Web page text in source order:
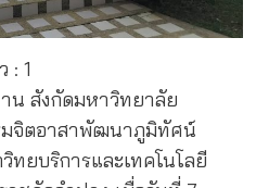
: 1
น สังกัดมหาวิทยาลัย
มจิตอาสาพัฒนาภูมิทัศน์
ยบริการและเทคโนโลยี